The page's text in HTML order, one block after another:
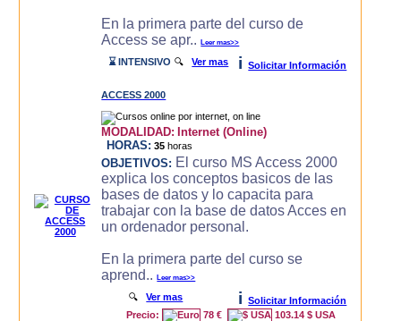
En la primera parte del curso de
Access se apr..Leer mas>>
⌛ INTENSIVO 🔍Ver mas i Solicitar Información
ACCESS 2000
MODALIDAD: Internet (Online)
HORAS: 35 horas
OBJETIVOS: El curso MS Access 2000
explica los conceptos basicos de las
bases de datos y lo capacita para
trabajar con la base de datos Acces en
un ordenador personal.
En la primera parte del curso se
aprend..Leer mas>>
🔍Ver mas i
Solicitar Información
Precio:
78 € 103.14 $ USA